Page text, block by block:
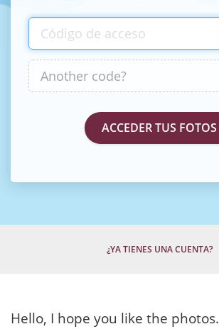
¿YA TIENES UNA CUENTA?
Hello, I hope you like the photos.